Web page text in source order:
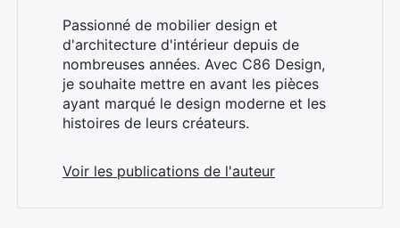
Passionné de mobilier design et
d'architecture d'intérieur depuis de
nombreuses années. Avec C86 Design,
je souhaite mettre en avant les pièces
ayant marqué le design moderne et les
histoires de leurs créateurs.
Voir les publications de l'auteur